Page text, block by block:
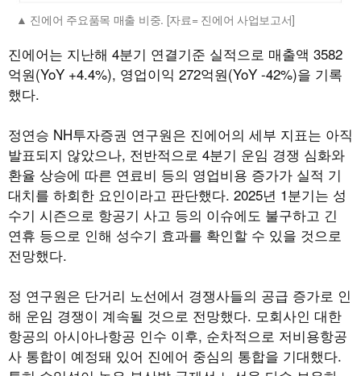
진에어 주요품목 매출 비중. [자료= 진에어 사업보고서]
진에어는 지난해 4분기 연결기준 실적으로 매출액 3582
억원(YoY +4.4%), 영업이익 272억원(YoY -42%)을 기록
했다.
정연승 NH투자증권 연구원은 진에어의 세부 지표는 아직
발표되지 않았으나, 전반적으로 4분기 운임 경쟁 심화와
환율 상승에 따른 연료비 등의 영업비용 증가가 실적 기
대치를 하회한 요인이라고 판단했다. 2025년 1분기는 성
수기 시즌으로 항공기 사고 등의 이슈에도 불구하고 긴
연휴 등으로 인해 성수기 효과를 확인할 수 있을 것으로
전망했다.
정 연구원은 단거리 노선에서 경쟁사들의 공급 증가로 인
해 운임 경쟁이 계속될 것으로 전망했다. 모회사인 대한
항공의 아시아나항공 인수 이후, 순차적으로 저비용항공
사 통합이 예정돼 있어 진에어 중심의 통합을 기대했다.